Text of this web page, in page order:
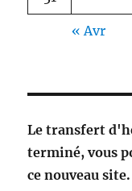
« Avr
Le transfert
terminé, vous
ce nouveau